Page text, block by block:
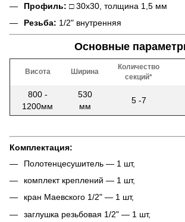
Профиль: □ 30х30, толщина 1,5 мм
Резьба: 1/2" внутренняя
Основные
Висота Ширина
Количество
секций*
800 -
1200мм
530
мм
5 -7
Комплектация:
Полотенцесушитель — 1 шт,
комплект креплений — 1 шт,
кран Маевского 1/2" — 1 шт,
заглушка резьбовая 1/2" — 1 шт,